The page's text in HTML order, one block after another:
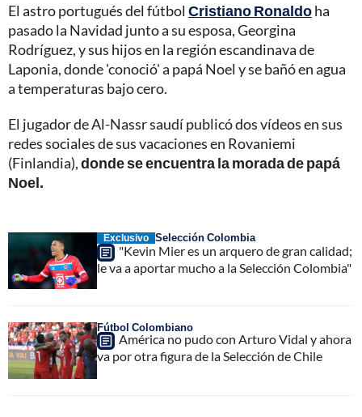
El astro portugués del fútbol Cristiano Ronaldoha
pasado la Navidad junto a su esposa, Georgina
Rodríguez, y sus hijos en la región escandinava de
Laponia, donde 'conoció' a papá Noel y se bañó en agua
a temperaturas bajo cero.
El jugador de Al-Nassr saudí publicó dos vídeos en sus
redes sociales de sus vacaciones en Rovaniemi
(Finlandia),donde se encuentra la morada de papá
Noel.
Exclusivo Selección Colombia
"Kevin Mier es un arquero de gran calidad;
le va a aportar mucho a la Selección Colombia"
Fútbol Colombiano
América no pudo con Arturo Vidal y ahora
va por otra figura de la Selección de Chile